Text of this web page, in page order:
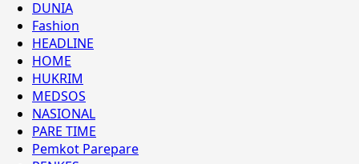
DUNIA
Fashion
HEADLINE
HOME
HUKRIM
MEDSOS
NASIONAL
PARE TIME
Pemkot Parepare